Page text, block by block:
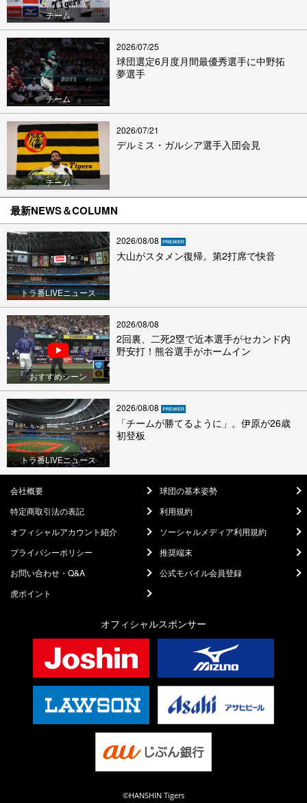
チーム
チーム
2026/07/25
球団選定6月度月間最優秀選手に中野拓
夢選手
チーム
2026/07/21
デルミス・ガルシア選手入団会見
最新NEWS＆COLUMN
トラ番LIVEニュース
2026/08/08
大山がスタメン復帰。第2打席で快音
おすすめシーン
2026/08/08
2回裏、二死2塁で近本選手がセカンド内
野安打！熊谷選手がホームイン
トラ番LIVEニュース
2026/08/08
「チームが勝てるように」。伊原が26歳
初登板
会社概要
球団の基本姿勢
特定商取引法の表記
利用規約
オフィシャルアカウント紹介
ソーシャルメディア利用規約
プライバシーポリシー
推奨端末
お問い合わせ・Q&A
公式モバイル会員登録
虎ポイント
オフィシャルスポンサー
©HANSHIN Tigers